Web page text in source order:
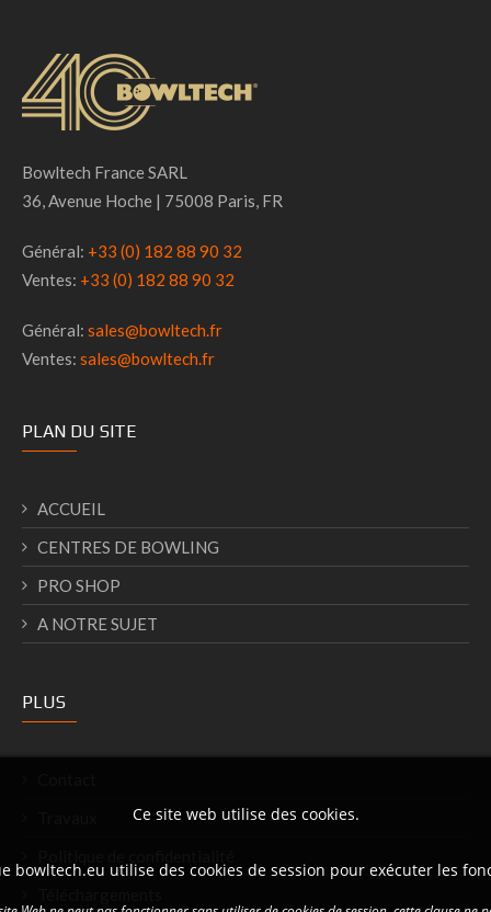
Bowltech France SARL
36, Avenue Hoche | 75008 Paris, FR
Général: +33 (0) 182 88 90 32
Ventes: +33 (0) 182 88 90 32
Général: sales@bowltech.fr
Ventes: sales@bowltech.fr
PLAN DU SITE
ACCUEIL
CENTRES DE BOWLING
PRO SHOP
A NOTRE SUJET
PLUS
Ce site web utilise des cookies.
bowltech.eu utilise des cookies de session pour exécuter les